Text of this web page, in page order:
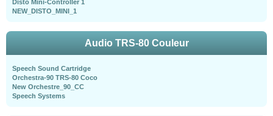
Disto Mini-Controller 1
NEW_DISTO_MINI_1
Audio TRS-80 Couleur
Speech Sound Cartridge
Orchestra-90 TRS-80 Coco
New Orchestre_90_CC
Speech Systems